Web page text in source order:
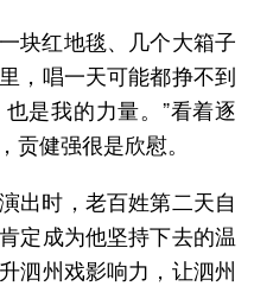
块红地毯、几个大箱子
，唱一天可能都挣不到
是我的力量。”看着逐
健强很是欣慰。
出时，老百姓第二天自
定成为他坚持下去的温
泗州戏影响力，让泗州